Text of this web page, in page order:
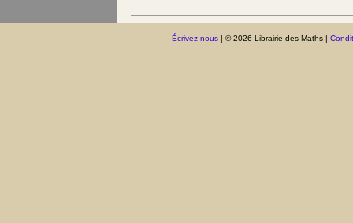
Écrivez-nous| © 2026 Librairie des Maths |